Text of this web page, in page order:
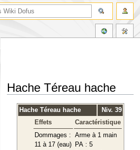
Hache Téreau hache
Hache Téreau hache
Niv. 39
Effets
Caractéristique
Dommages :
11 à 17 (eau)
Arme à 1 main
PA : 5